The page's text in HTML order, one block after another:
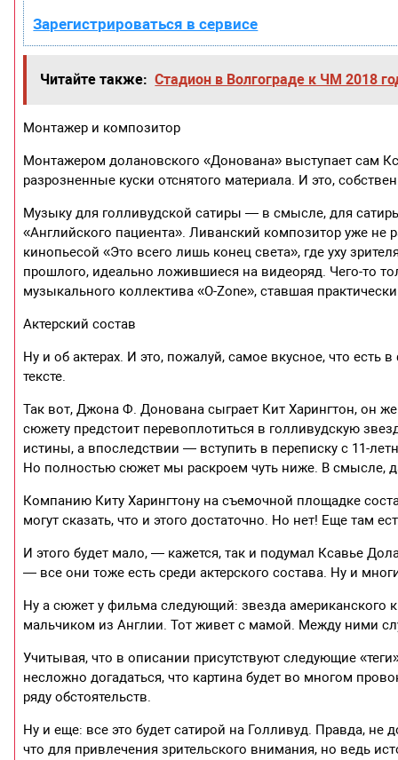
Зарегистрироваться в сервисе
Читайте также: Стадион в Волгограде к ЧМ 2018
Монтажер и композитор
Монтажером долановского «Донована» выступает сам
разрозненные куски отснятого материала. И это,
Музыку для голливудской сатиры — в смысле, для
«Английского пациента». Ливанский композитор уже
кинопьесой «Это всего лишь конец света», где уху
прошлого, идеально ложившиеся на видеоряд. Чего-то
музыкального коллектива «O-Zone», ставшая
Актерский состав
Ну и об актерах. И это, пожалуй, самое вкусное, что
тексте.
Так вот, Джона Ф. Донована сыграет Кит Харингтон, он
сюжету предстоит перевоплотиться в голливудскую
истины, а впоследствии — вступить в переписку с 11-
Но полностью сюжет мы раскроем чуть ниже. В смысле,
Компанию Киту Харингтону на съемочной площадке
могут сказать, что и этого достаточно. Но нет! Еще там
И этого будет мало, — кажется, так и подумал Ксавье
— все они тоже есть среди актерского состава. Ну и
Ну а сюжет у фильма следующий: звезда
мальчиком из Англии. Тот живет с мамой. Между ними
Учитывая, что в описании присутствуют следующие
несложно догадаться, что картина будет во многом
ряду обстоятельств.
Ну и еще: все это будет сатирой на Голливуд. Правда,
что для привлечения зрительского внимания, но ведь